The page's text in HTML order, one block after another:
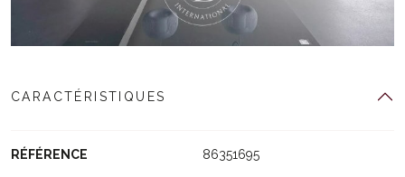
CARACTÉRISTIQUES
RÉFÉRENCE 86351695